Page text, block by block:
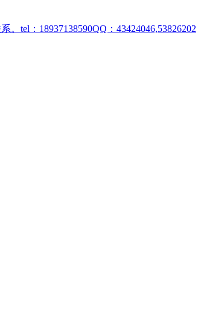
tel：18937138590QQ：43424046,53826202